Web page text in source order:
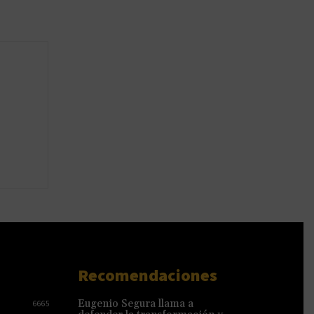
6665
Recomendaciones
Eugenio Segura llama a